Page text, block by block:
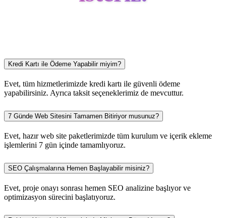
Kredi Kartı ile Ödeme Yapabilir miyim?
Evet, tüm hizmetlerimizde kredi kartı ile güvenli ödeme
yapabilirsiniz. Ayrıca taksit seçeneklerimiz de mevcuttur.
7 Günde Web Sitesini Tamamen Bitiriyor musunuz?
Evet, hazır web site paketlerimizde tüm kurulum ve içerik ekleme
işlemlerini 7 gün içinde tamamlıyoruz.
SEO Çalışmalarına Hemen Başlayabilir misiniz?
Evet, proje onayı sonrası hemen SEO analizine başlıyor ve
optimizasyon sürecini başlatıyoruz.